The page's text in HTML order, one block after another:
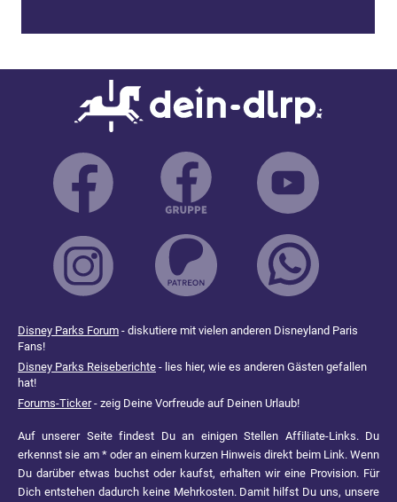
Disney Parks Forum - diskutiere mit vielen anderen Disneyland Paris
Fans!
Disney Parks Reiseberichte - lies hier, wie es anderen Gästen gefallen
hat!
Forums-Ticker- zeig Deine Vorfreude auf Deinen Urlaub!
Auf unserer Seite findest Du an einigen Stellen Affiliate-Links. Du
erkennst sie am * oder an einem kurzen Hinweis direkt beim Link. Wenn
Du darüber etwas buchst oder kaufst, erhalten wir eine Provision. Für
Dich entstehen dadurch keine Mehrkosten. Damit hilfst Du uns, unsere